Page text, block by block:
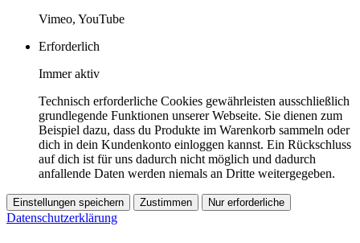
Vimeo, YouTube
Erforderlich
Immer aktiv
Technisch erforderliche Cookies gewährleisten ausschließlich
grundlegende Funktionen unserer Webseite. Sie dienen zum
Beispiel dazu, dass du Produkte im Warenkorb sammeln oder
dich in dein Kundenkonto einloggen kannst. Ein Rückschluss
auf dich ist für uns dadurch nicht möglich und dadurch
anfallende Daten werden niemals an Dritte weitergegeben.
Einstellungen speichern Zustimmen Nur erforderliche
Datenschutzerklärung